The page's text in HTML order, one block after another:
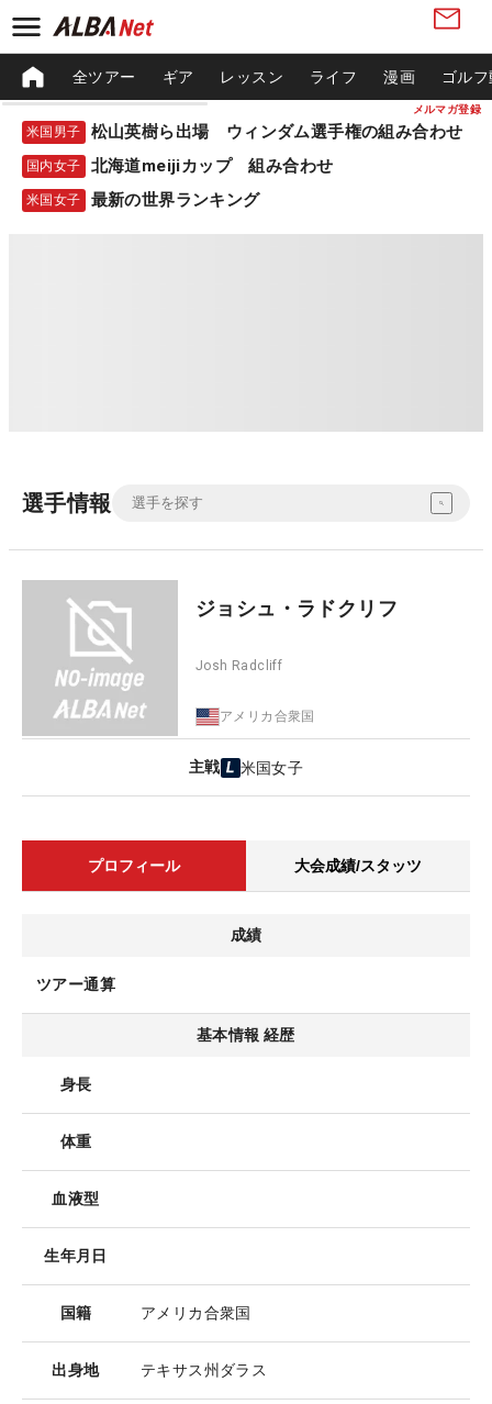
メルマガ登録
全ツアー ギア レッスン ライフ 漫画 ゴル
米国男子 松山英樹ら出場 ウィンダム選手権の組み合わせ
国内女子 北海道meijiカップ 組み合わせ
米国女子 最新の世界ランキング
選手情報
ジョシュ・ラドクリフ
Josh Radcliff
アメリカ合衆国
主戦 米国女子
プロフィール 大会成績/スタッツ
成績
ツアー通算
基本情報 経歴
身長
体重
血液型
生年月日
国籍 アメリカ合衆国
出身地 テキサス州ダラス